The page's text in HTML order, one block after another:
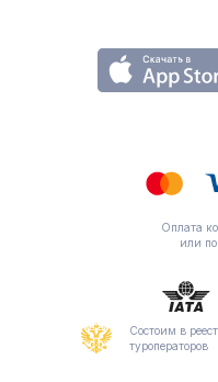
Оплата
или по
Состоим в
туроператоров